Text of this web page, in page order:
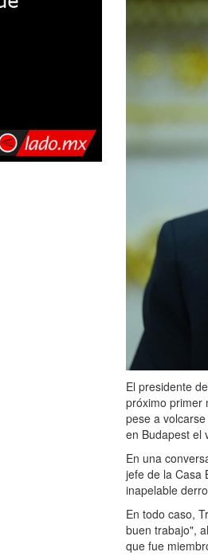
El presidente
próximo primer
pese a
en Budapest el
En una
jefe de la Casa
inapelable
En todo caso,
buen trabajo",
que fue